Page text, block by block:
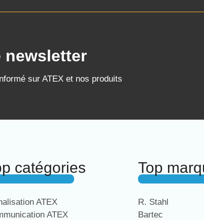
newsletter
sur ATEX et nos produits
catégories
ATEX
ATEX
Top
R. Stahl
Bartec